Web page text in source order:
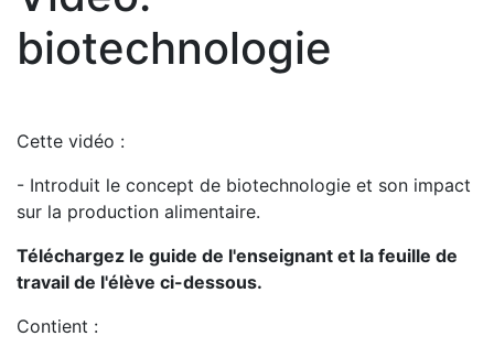
biotechnologie
Cette vidéo :
- Introduit le concept de biotechnologie et son impact
sur la production alimentaire.
Téléchargez le guide de l'enseignant et la feuille de
travail de l'élève ci-dessous.
Contient :